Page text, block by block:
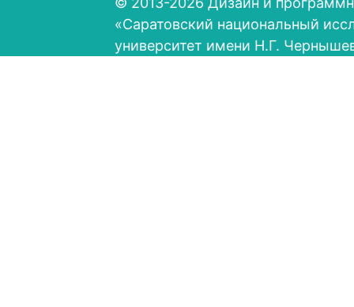
«Саратовский национальный
университет имени Н.Г.